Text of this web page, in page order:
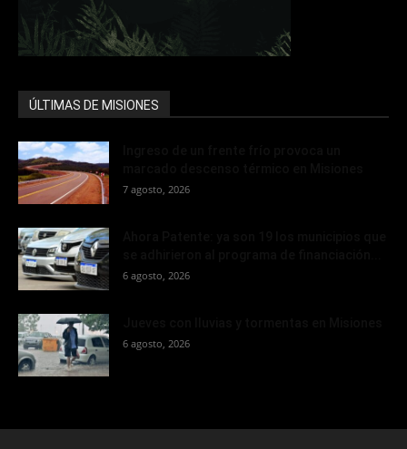
ÚLTIMAS DE MISIONES
7 agosto, 2026
6 agosto, 2026
6 agosto, 2026